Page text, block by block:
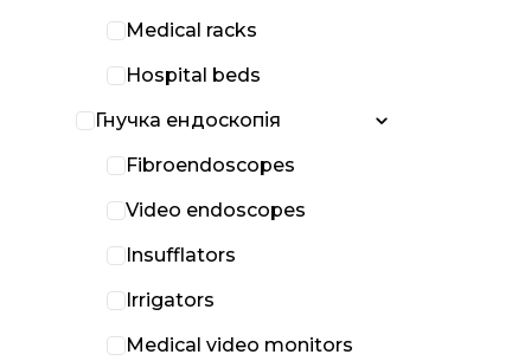
Medical racks
Hospital beds
Гнучка ендоскопія
Fibroendoscopes
Video endoscopes
Insufflators
Irrigators
Medical video monitors